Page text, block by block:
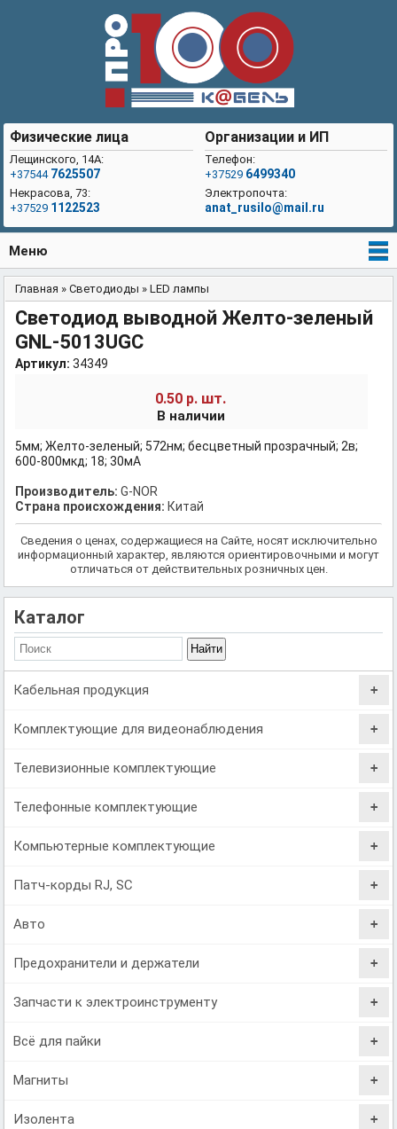
Физические лица
Лещинского, 14А:
+37544 7625507
Некрасова, 73:
+37529 1122523
Организации и ИП
Телефон:
+37529 6499340
Электропочта:
anat_rusilo@mail.ru
Меню
Вы здесь
Главная » Светодиоды » LED лампы
Светодиод выводной Желто-зеленый
GNL-5013UGC
Артикул: 34349
0.50 р. шт.
В наличии
5мм; Желто-зеленый; 572нм; бесцветный прозрачный; 2в;
600-800мкд; 18; 30мА
Производитель: G-NOR
Страна происхождения: Китай
Сведения о ценах, содержащиеся на Сайте, носят исключительно
информационный характер, являются ориентировочными и могут
отличаться от действительных розничных цен.
Каталог
Кабельная продукция
Комплектующие для видеонаблюдения
Телевизионные комплектующие
Телефонные комплектующие
Компьютерные комплектующие
Патч-корды RJ, SC
Авто
Предохранители и держатели
Запчасти к электроинструменту
Всё для пайки
Магниты
Изолента